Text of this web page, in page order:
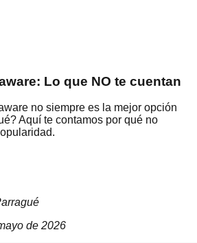
Lo que NO te cuentan
no siempre es la mejor opción
Aquí te contamos por qué no
de 2026